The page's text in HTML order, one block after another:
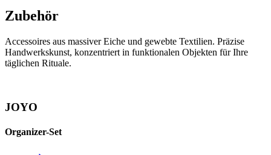
Zubehör
Accessoires aus massiver Eiche und gewebte Textilien. Präzise
Handwerkskunst, konzentriert in funktionalen Objekten für Ihre
täglichen Rituale.
JOYO
Organizer-Set